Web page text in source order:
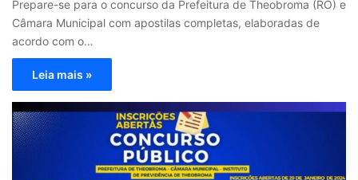
Prepare-se para o concurso da Prefeitura de Theobroma (RO) e
Câmara Municipal com apostilas completas, elaboradas de
acordo com o…
Leia mais »